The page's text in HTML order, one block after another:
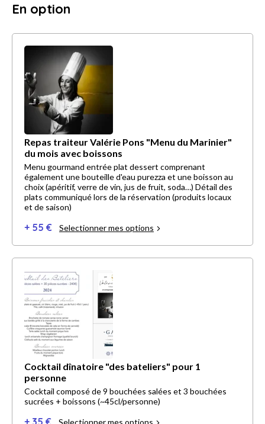
En option
Repas traiteur Valérie Pons "Menu du Marinier"
du mois avec boissons
Menu gourmand entrée plat dessert comprenant
également une bouteille d'eau purezza et une boisson au
choix (apéritif, verre de vin, jus de fruit, soda…) Détail des
plats communiqué lors de la réservation (produits locaux
et de saison)
+ 55 € Selectionner mes options
Cocktail dînatoire "des bateliers" pour 1
personne
Cocktail composé de 9 bouchées salées et 3 bouchées
sucrées + boissons (~45cl/personne)
Selectionner mes options